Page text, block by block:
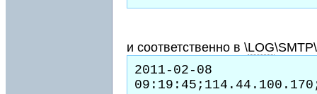
и соответственно в \LOG
2011-02-08